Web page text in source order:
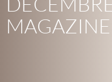
MAGAZINE